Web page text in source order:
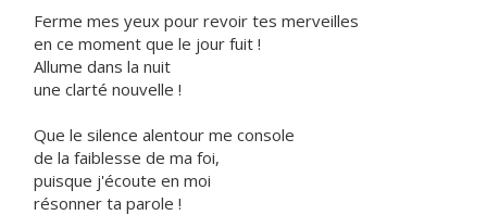
Ferme mes yeux pour revoir tes merveilles
en ce moment que le jour fuit !
Allume dans la nuit
une clarté nouvelle !
Que le silence alentour me console
de la faiblesse de ma foi,
puisque j'écoute en moi
résonner ta parole !